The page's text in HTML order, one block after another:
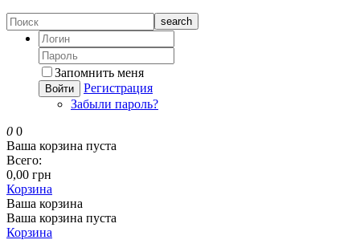
search
Запомнить меня
Войти
Регистрация
Забыли пароль?
0 0
Ваша корзина пуста
Всего:
0,00 грн
Корзина
Ваша корзина
Ваша корзина пуста
Корзина